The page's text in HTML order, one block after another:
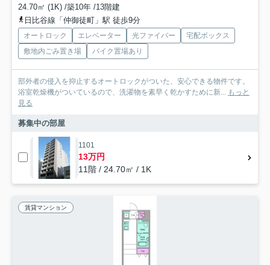
24.70㎡ (1K) /築10年 /13階建
日比谷線「仲御徒町」駅 徒歩9分
オートロック エレベーター 光ファイバー
宅配ボックス
敷地内ごみ置き場
バイク置場あり
部外者の侵入を抑止するオートロックがついた、安心できる物件です。
浴室乾燥機がついているので、洗濯物を素早く乾かすために新... もっと
見る
募集中の部屋
1101
13万円
11階 / 24.70㎡ / 1K
賃貸マンション